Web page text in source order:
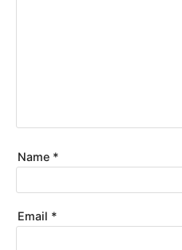
Name *
Email *